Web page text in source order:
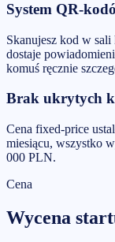
System QR-
Skanujesz kod w
dostaje
komuś ręcznie
Brak ukrytych
Cena fixed-price
miesiącu, wszystko
000 PLN.
Cena
Wycena